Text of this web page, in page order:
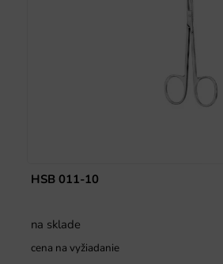
HSB 011-10
na sklade
cena na vyžiadanie